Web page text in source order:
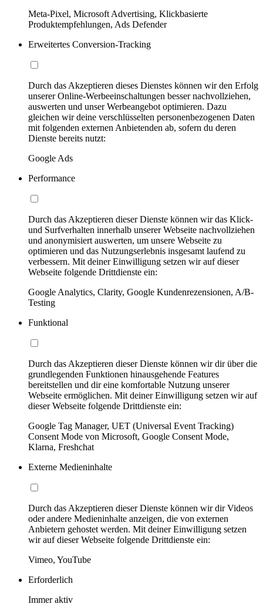
Meta-Pixel, Microsoft Advertising, Klickbasierte
Produktempfehlungen, Ads Defender
Erweitertes Conversion-Tracking
Durch das Akzeptieren dieses Dienstes können wir den Erfolg
unserer Online-Werbeeinschaltungen besser nachvollziehen,
auswerten und unser Werbeangebot optimieren. Dazu
gleichen wir deine verschlüsselten personenbezogenen Daten
mit folgenden externen Anbietenden ab, sofern du deren
Dienste bereits nutzt:
Google Ads
Performance
Durch das Akzeptieren dieser Dienste können wir das Klick-
und Surfverhalten innerhalb unserer Webseite nachvollziehen
und anonymisiert auswerten, um unsere Webseite zu
optimieren und das Nutzungserlebnis insgesamt laufend zu
verbessern. Mit deiner Einwilligung setzen wir auf dieser
Webseite folgende Drittdienste ein:
Google Analytics, Clarity, Google Kundenrezensionen, A/B-
Testing
Funktional
Durch das Akzeptieren dieser Dienste können wir dir über die
grundlegenden Funktionen hinausgehende Features
bereitstellen und dir eine komfortable Nutzung unserer
Webseite ermöglichen. Mit deiner Einwilligung setzen wir auf
dieser Webseite folgende Drittdienste ein:
Google Tag Manager, UET (Universal Event Tracking)
Consent Mode von Microsoft, Google Consent Mode,
Klarna, Freshchat
Externe Medieninhalte
Durch das Akzeptieren dieser Dienste können wir dir Videos
oder andere Medieninhalte anzeigen, die von externen
Anbietern gehostet werden. Mit deiner Einwilligung setzen
wir auf dieser Webseite folgende Drittdienste ein:
Vimeo, YouTube
Erforderlich
Immer aktiv